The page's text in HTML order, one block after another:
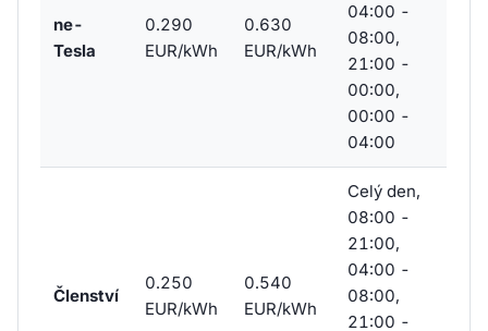
ne-
Tesla
0.290
EUR/kWh
0.630
EUR/kWh
04:00 -
08:00,
21:00 -
00:00,
00:00 -
04:00
Členství
0.250
EUR/kWh
0.540
EUR/kWh
Celý den,
08:00 -
21:00,
04:00 -
08:00,
21:00 -